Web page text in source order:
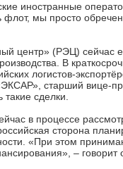
иностранные
мы просто
центр» (РЭЦ) сейчас
В
логистов-
старший вице-
сделки.
в процессе
сторона
«При этом
– говорит